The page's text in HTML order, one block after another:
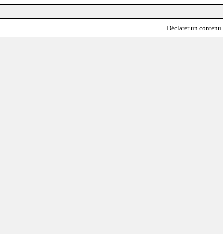
Déclarer un